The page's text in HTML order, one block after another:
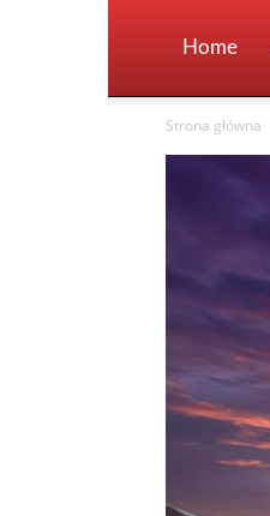
Home
Strona główna